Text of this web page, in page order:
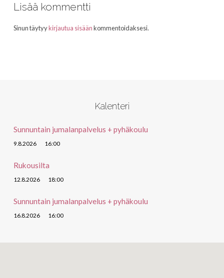
Lisää kommentti
Sinun täytyykirjautua sisäänkommentoidaksesi.
Kalenteri
Sunnuntain jumalanpalvelus + pyhäkoulu
9.8.2026 16:00
Rukousilta
12.8.2026 18:00
Sunnuntain jumalanpalvelus + pyhäkoulu
16.8.2026 16:00